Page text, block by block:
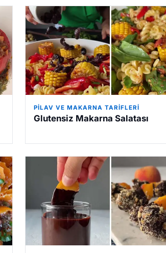
PILAV VE MAKARNA TARIFLERI
Glutensiz Makarna Salatası